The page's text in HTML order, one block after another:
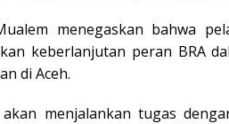
menegaskan bahwa
keberlanjutan peran BRA
di Aceh.
akan menjalankan tugas